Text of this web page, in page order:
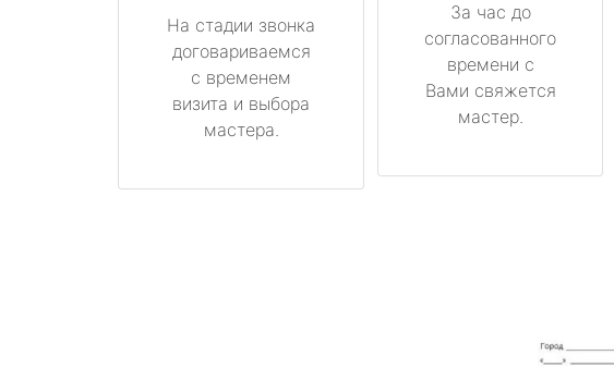
На стадии звонка
договариваемся
с временем
визита и выбора
мастера.
За час до
согласованного
времени с
Вами свяжется
мастер.